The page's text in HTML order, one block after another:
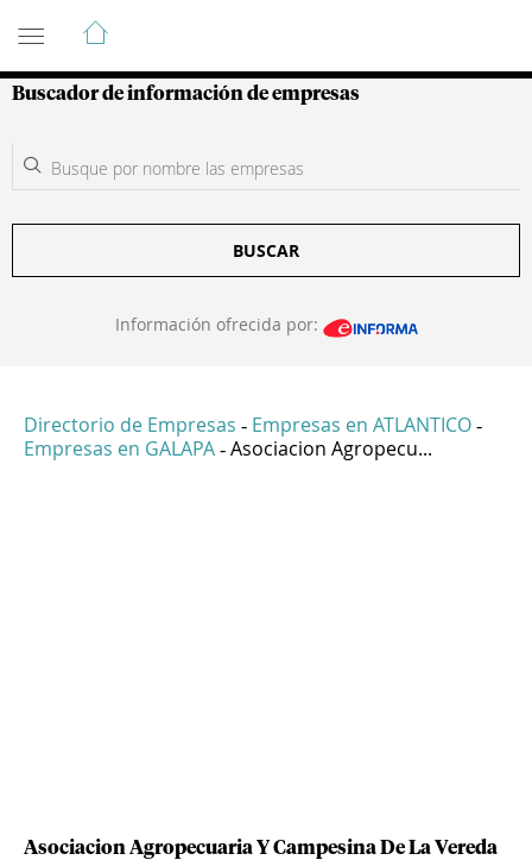
Guía de Empresas Colombianas
Buscador de información de empresas
BUSCAR
Información ofrecida por:
Directorio de Empresas - Empresas en ATLANTICO -
Empresas en GALAPA - Asociacion Agropecu...
Asociacion Agropecuaria Y Campesina De La Vereda